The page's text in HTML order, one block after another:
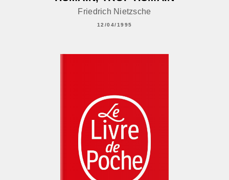
Friedrich Nietzsche
12/04/1995